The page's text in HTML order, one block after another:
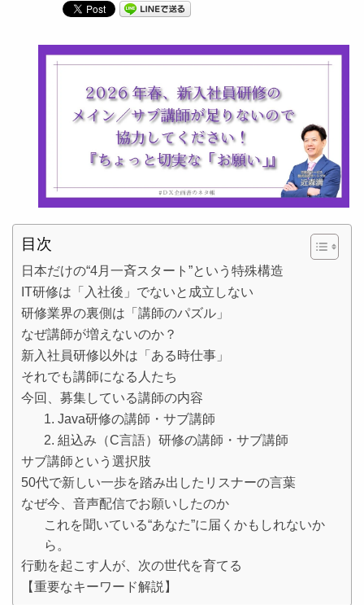
目次
日本だけの“4月一斉スタート”という特殊構造
IT研修は「入社後」でないと成立しない
研修業界の裏側は「講師のパズル」
なぜ講師が増えないのか？
新入社員研修以外は「ある時仕事」
それでも講師になる人たち
今回、募集している講師の内容
1. Java研修の講師・サブ講師
2. 組込み（C言語）研修の講師・サブ講師
サブ講師という選択肢
50代で新しい一歩を踏み出したリスナーの言葉
なぜ今、音声配信でお願いしたのか
これを聞いている“あなた”に届くかもしれないか
ら。
行動を起こす人が、次の世代を育てる
【重要なキーワード解説】